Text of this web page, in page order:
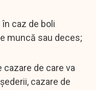
caz de boli
muncă sau deces;
de care va
cazare de